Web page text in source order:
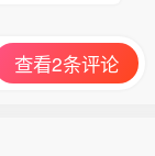
查看2条评论